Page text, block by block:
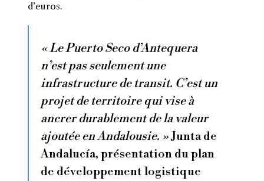
d’euros.
« Le Puerto Seco d’Antequera
n’est pas seulement une
infrastructure de transit. C’est un
projet de territoire qui vise à
ancrer durablement de la valeur
ajoutée en Andalousie. »Junta de
Andalucía, présentation du plan
de développement logistique